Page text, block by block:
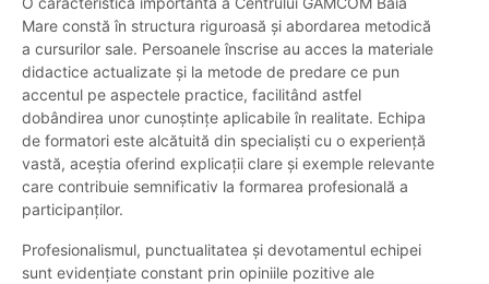
Mare constă în structura riguroasă și abordarea metodică
a cursurilor sale. Persoanele înscrise au acces la materiale
didactice actualizate și la metode de predare ce pun
accentul pe aspectele practice, facilitând astfel
dobândirea unor cunoștințe aplicabile în realitate. Echipa
de formatori este alcătuită din specialiști cu o experiență
vastă, aceștia oferind explicații clare și exemple relevante
care contribuie semnificativ la formarea profesională a
participanților.
Profesionalismul, punctualitatea și devotamentul echipei
sunt evidențiate constant prin opiniile pozitive ale